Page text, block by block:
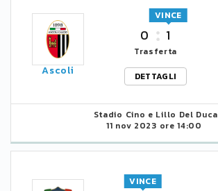
Ascoli
0 1
VINCE
Trasferta
DETTAGLI
Stadio Cino e Lillo Del Duca
11 nov 2023 ore 14:00
VINCE